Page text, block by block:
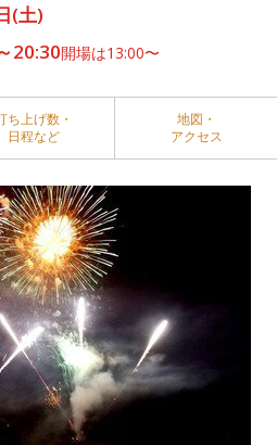
(土)
20:30開場は13:00〜
ち上げ数・
日程など
地図・
アクセス